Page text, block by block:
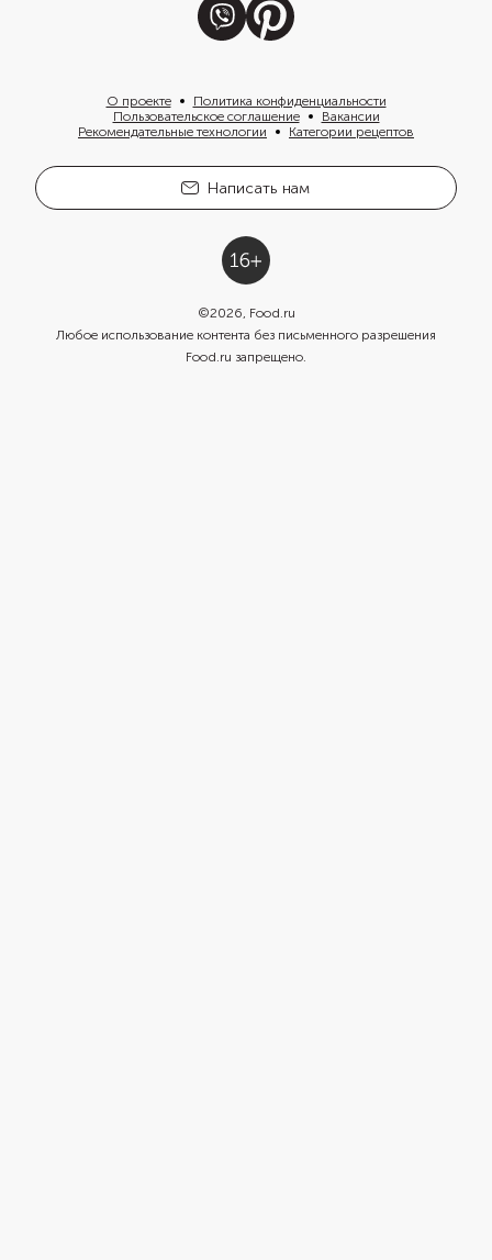
О проекте
Политика конфиденциальности
Пользовательское соглашение
Вакансии
Рекомендательные технологии
Категории рецептов
Написать нам
©2026, Food.ru
Любое использование контента без письменного разрешения
Food.ru запрещено.